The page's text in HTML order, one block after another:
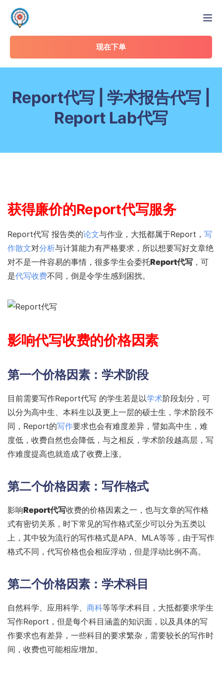
现在下单
Report代写 | 学术报告代写 |
Report Lab代写
获得廉价的Report代写服务
Report代写 报告类的论文与作业，大抵都属于Report， 写
作散文对分析与计算能力有严格要求，所以想要写好文章绝
对不是一件容易的事情，很多学生会委托Report代写 ，可
是代写收费不同，倒是令学生感到困扰。
影响代写收费的价格因素
第一个价格因素：学术阶段
目前需要写作Report代写 的学生若是以学术阶段划分，可
以分为高中生、本科生以及更上一层的硕士生，学术阶段不
同，Report的写作要求也会有难度差异，譬如高中生，难
度低，收费自然也会降低，与之相反，学术阶段越高层，写
作难度提高也就造成了收费上涨。
第二个价格因素：写作格式
影响Report代写收费的价格因素之一，也与文章的写作格
式有密切关系，时下常见的写作格式至少可以分为五类以
上，其中较为流行的写作格式是APA、MLA等等，由于写作
格式不同，代写价格也会相应浮动，但是浮动比例不高。
第二个价格因素：学术科目
自然科学、应用科学、 商科等等学术科目，大抵都要求学生
写作Report，但是每个科目涵盖的知识面，以及具体的写
作要求也有差异，一些科目的要求繁杂，需要较长的写作时
间，收费也可能相应增加。